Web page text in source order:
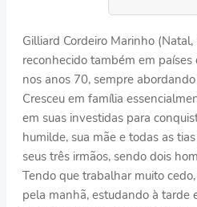
Gilliard Cordeiro Marinho
reconhecido também em
nos anos 70, sempre
Cresceu em família
em suas investidas para
humilde, sua mãe e todas as
seus três irmãos, sendo dois
Tendo que trabalhar muito
pela manhã, estudando à tarde